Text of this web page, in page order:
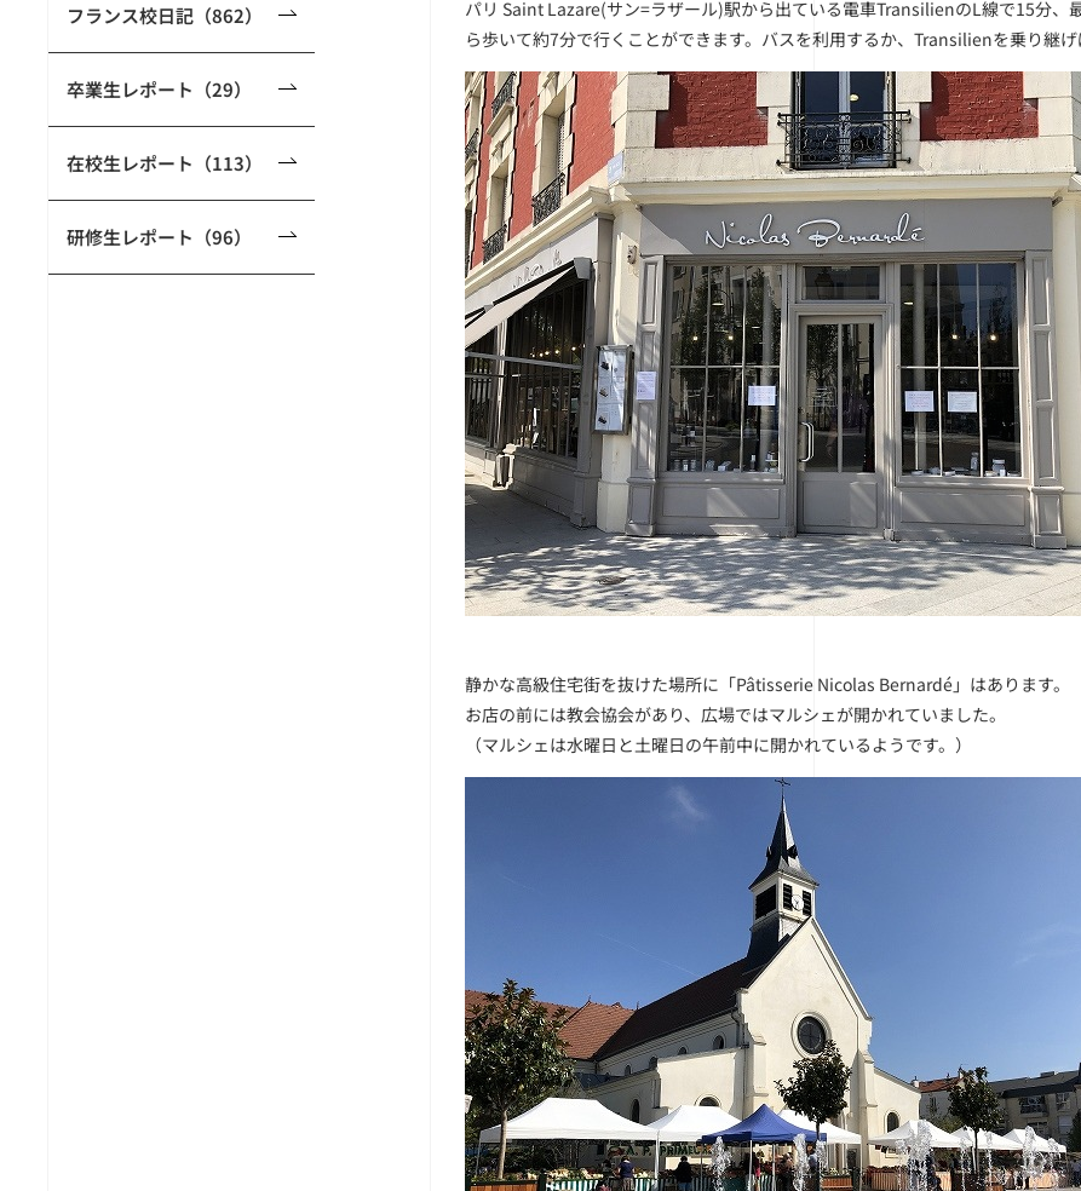
フランス校日記（862）
卒業生レポート（29）
在校生レポート（113）
研修生レポート（96）
パリ Saint Lazare(サン=ラザール)駅から出ている電車TransilienのL線で15分
ら歩いて約7分で行くことができます。バスを利用するか、Transilienを乗り継げ
静かな高級住宅街を抜けた場所に「Pâtisserie Nicolas Bernardé」はあります。
お店の前には教会協会があり、広場ではマルシェが開かれていました。
（マルシェは水曜日と土曜日の午前中に開かれているようです。）